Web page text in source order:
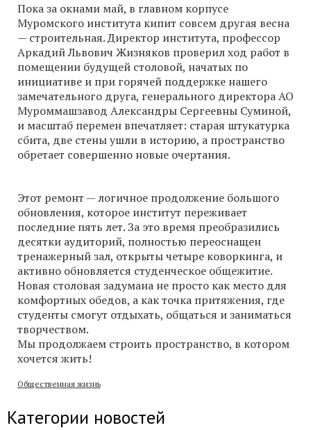
Пока за окнами май, в главном корпусе
Муромского института кипит совсем другая весна
— строительная. Директор института, профессор
Аркадий Львович Жизняков проверил ход работ в
помещении будущей столовой, начатых по
инициативе и при горячей поддержке нашего
замечательного друга, генерального директора АО
Муроммашзавод Александры Сергеевны Суминой,
и масштаб перемен впечатляет: старая штукатурка
сбита, две стены ушли в историю, а пространство
обретает совершенно новые очертания.
Этот ремонт — логичное продолжение большого
обновления, которое институт переживает
последние пять лет. За это время преобразились
десятки аудиторий, полностью переоснащен
тренажерный зал, открыты четыре коворкинга, и
активно обновляется студенческое общежитие.
Новая столовая задумана не просто как место для
комфортных обедов, а как точка притяжения, где
студенты смогут отдыхать, общаться и заниматься
творчеством.
Мы продолжаем строить пространство, в котором
хочется жить!
Общественная жизнь
Категории новостей